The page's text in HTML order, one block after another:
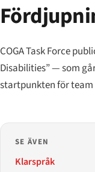
COGA Task Force
Disabilities” — som
startpunkten för
SE ÄVEN
Klarspråk